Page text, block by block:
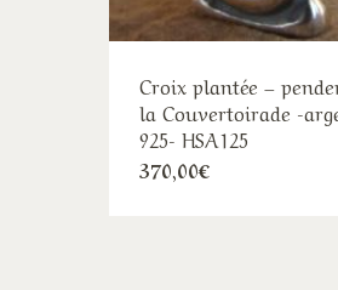
Croix plantée –
la Couvertoirade -
925- HSA125
370,00€